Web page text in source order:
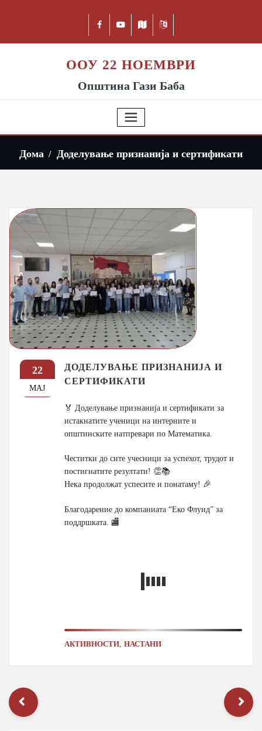
ООУ 22 НОЕМВРИ
Општина Гази Баба
Дома Доделување признанија и сертификати
22
МАЈ
ДОДЕЛУВАЊЕ ПРИЗНАНИЈА И
СЕРТИФИКАТИ
🏅 Доделување признанија и сертификати за
истакнатите ученици на интерните и
општинските натпревари по Математика.
Честитки до сите учесници за успехот, трудот и
постигнатите резултати! 👏📚
Нека продолжат успесите и понатаму! 🎉
Благодарение до компаниата “Еко Флуид” за
поддршката. 🏬
АКТИВНОСТИ ,НАСТАНИ